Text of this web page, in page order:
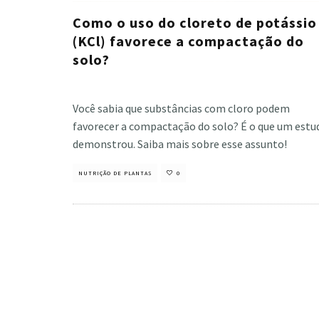
Como o uso do cloreto de potássio
(KCl) favorece a compactação do
solo?
Você sabia que substâncias com cloro podem
favorecer a compactação do solo? É o que um
demonstrou. Saiba mais sobre esse assunto!
NUTRIÇÃO DE PLANTAS 0